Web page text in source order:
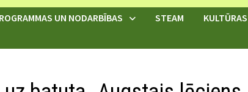
UN NODARBĪBAS STEAM